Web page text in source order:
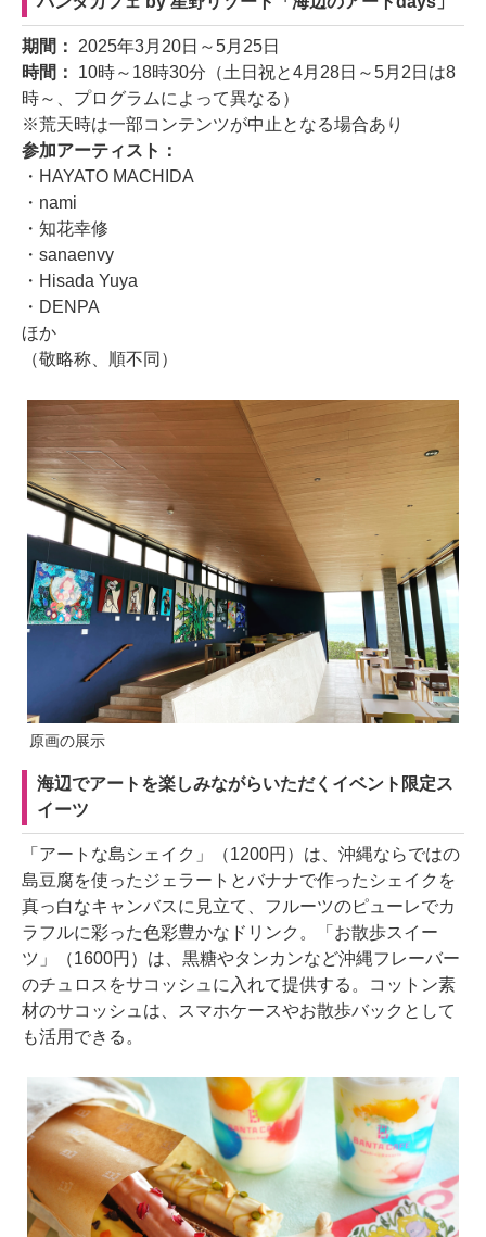
期間： 2025年3月20日～5月25日
時間： 10時～18時30分（土日祝と4月28日～5月2日は8
時～、プログラムによって異なる）
※荒天時は一部コンテンツが中止となる場合あり
参加アーティスト：
・HAYATO MACHIDA
・nami
・知花幸修
・sanaenvy
・Hisada Yuya
・DENPA
ほか
（敬略称、順不同）
原画の展示
海辺でアートを楽しみながらいただくイベント限定ス
イーツ
「アートな島シェイク」（1200円）は、沖縄ならではの
島豆腐を使ったジェラートとバナナで作ったシェイクを
真っ白なキャンバスに見立て、フルーツのピューレでカ
ラフルに彩った色彩豊かなドリンク。「お散歩スイー
ツ」（1600円）は、黒糖やタンカンなど沖縄フレーバー
のチュロスをサコッシュに入れて提供する。コットン素
材のサコッシュは、スマホケースやお散歩バックとして
も活用できる。